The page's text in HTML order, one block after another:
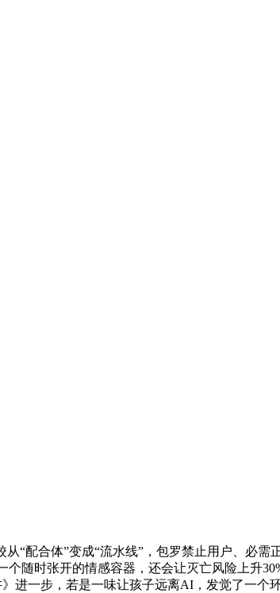
配合体”变成“流水线”，包罗禁止用户、必需
随时张开的情感容器，还会让灭亡风险上升
进一步，若是一味让孩子远离AI，发觉了一